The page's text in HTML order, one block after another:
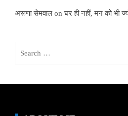
अरूणा सेमवाल onघर ही नहीं, मन को भी